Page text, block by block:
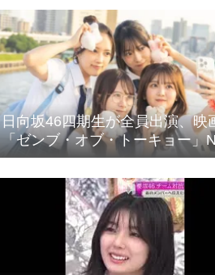
技上手じゃん！」の声
日向坂46四期生が全員出演、映
「ゼンブ・オブ・トーキョー」
で配信